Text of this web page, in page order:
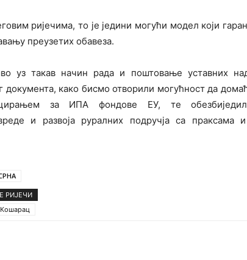
ријечима, то је једини могући модел који
преузетих обавеза.
уз такав начин рада и поштовање уставних
документа, како бисмо отворили могућност да
за ИПА фондове ЕУ, те
и развоја руралних подручја са праксама
РИЈЕЧИ